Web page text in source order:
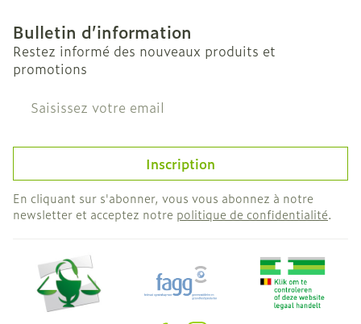
Bulletin d’information
Restez informé des nouveaux produits et
promotions
Adresse mail
Inscription
En cliquant sur s'abonner, vous vous abonnez à notre
newsletter et acceptez notre politique de confidentialité.